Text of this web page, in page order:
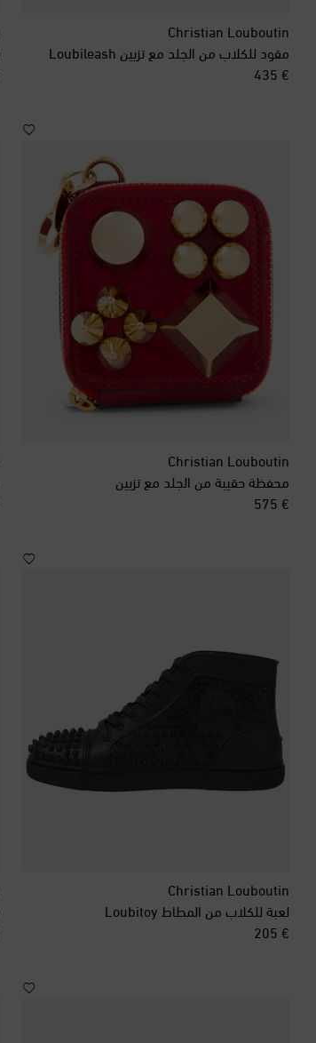
Christian Louboutin
مقود للكلاب من الجلد مع تزيين Loubileash
€ 435
original price
Christian Louboutin
محفظة حقيبة من الجلد مع تزيين
€ 575
original price
Christian Louboutin
لعبة للكلاب من المطاط Loubitoy
€ 205
original price